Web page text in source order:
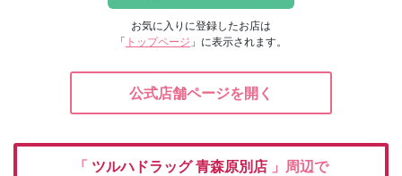
お気に入りに登録したお店は
「 トップページ 」に表示されます。
公式店舗ページを開く
「 ツルハドラッグ青森原別店 」周辺で